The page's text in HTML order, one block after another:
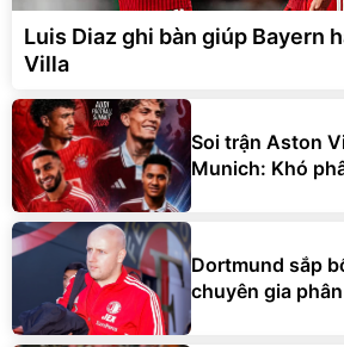
Luis Diaz ghi bàn giúp Bayern
Villa
Soi trận Aston
Munich: Khó
Dortmund sắp
chuyên gia